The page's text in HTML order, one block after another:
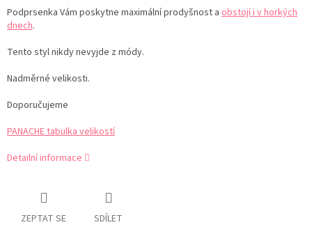
Podprsenka Vám poskytne maximální prodyšnost a obstojí i v horkých
dnech.
Tento styl nikdy nevyjde z módy.
Nadměrné velikosti.
Doporučujeme
PANACHE tabulka velikostí
Detailní informace
ZEPTAT SE SDÍLET